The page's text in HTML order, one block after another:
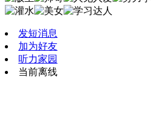
发短消息
加为好友
听力家园
当前离线